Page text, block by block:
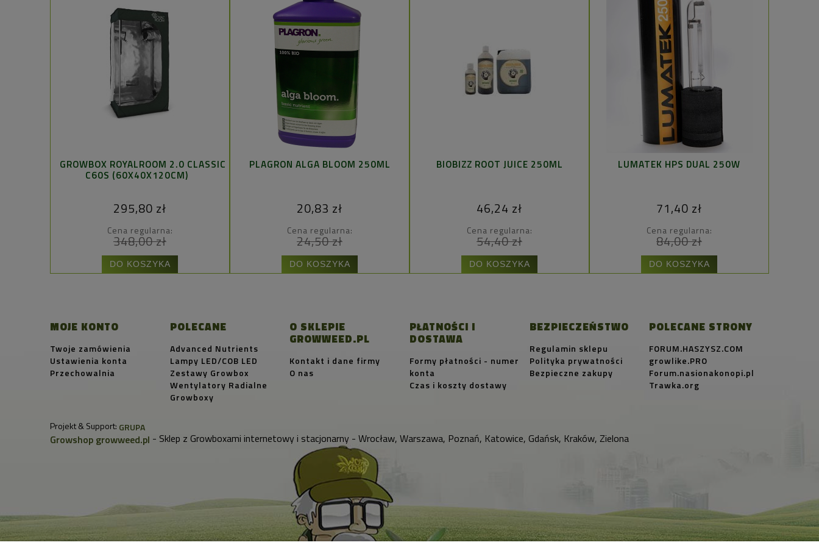
GROWBOX ROYALROOM 2.0 CLASSIC
C60S (60X40X120CM)
295,80 zł
Cena regularna:
348,00 zł
DO KOSZYKA
PLAGRON ALGA BLOOM 250ML
20,83 zł
Cena regularna:
24,50 zł
DO KOSZYKA
BIOBIZZ ROOT JUICE 250ML
46,24 zł
Cena regularna:
54,40 zł
DO KOSZYKA
LUMATEK HPS DUAL 250W
71,40 zł
Cena regularna:
84,00 zł
DO KOSZYKA
MOJE KONTO
Twoje zamówienia
Ustawienia konta
Przechowalnia
POLECANE
Advanced Nutrients
Lampy LED/COB LED
Zestawy Growbox
Wentylatory Radialne
Growboxy
O SKLEPIE
GROWWEED.PL
Kontakt i dane firmy
O nas
PŁATNOŚCI I
DOSTAWA
Formy płatności - numer
konta
Czas i koszty dostawy
BEZPIECZEŃSTWO
Regulamin sklepu
Polityka prywatności
Bezpieczne zakupy
POLECANE STRONY
FORUM.HASZYSZ.COM
growlike.PRO
Forum.nasionakonopi.pl
Trawka.org
Projekt & Support: GRUPA
Growshop growweed.pl - Sklep z Growboxami internetowy i stacjonarny - Wrocław, Warszawa, Poznań, Katowice, Gdańsk, Kraków, Zielona